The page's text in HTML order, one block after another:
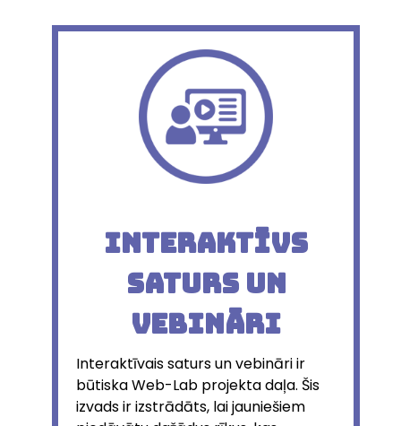
Interaktīvs
saturs un
vebināri
Interaktīvais saturs un vebināri ir
būtiska Web-Lab projekta daļa. Šis
izvads ir izstrādāts, lai jauniešiem